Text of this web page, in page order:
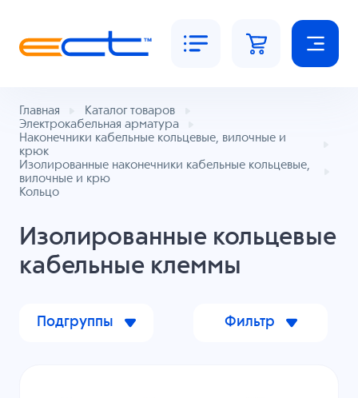
Главная
Каталог товаров
Электрокабельная арматура
Наконечники кабельные кольцевые, вилочные и
крюк
Изолированные наконечники кабельные кольцевые,
вилочные и крю
Кольцо
Изолированные кольцевые
кабельные клеммы
Подгруппы Фильтр